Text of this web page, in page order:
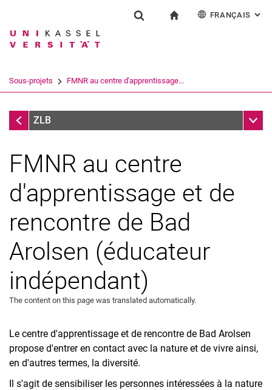
Jump directly to: content
Jump directly to: search
Jump directly to: main
Search term
Search (opens an external link in a
FRANÇAIS :
Sous-projets FMNR au centre d'apprentissage...
Sous-projets
ZLB Sub
Numérisation et ePortfolio
L'EDD au concret : FMNR
Évaluation de l'enseignement avec la boîte à outils
Le doctorat en alternance dans la formation des enseignants
FMNR au centre
d'apprentissage et de
rencontre de Bad
Arolsen (éducateur
indépendant)
The content on this page was translated automatically.
Le centre d'apprentissage et de rencontre de Bad Arolsen
propose d'entrer en contact avec la nature et de vivre ainsi,
en d'autres termes, la diversité.
Il s'agit de sensibiliser les personnes intéressées à la nature